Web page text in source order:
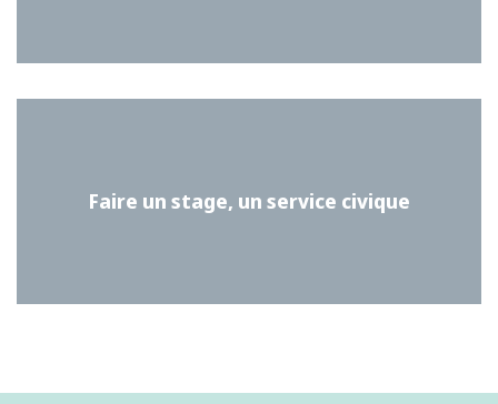
Faire un stage, un service civique